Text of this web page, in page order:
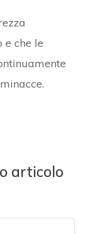
e che le
articolo